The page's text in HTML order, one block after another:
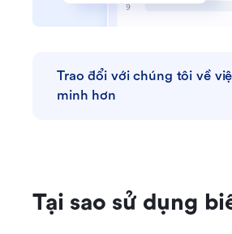
Trao đổi với chúng tôi về
minh hơn
Tại sao sử dụng